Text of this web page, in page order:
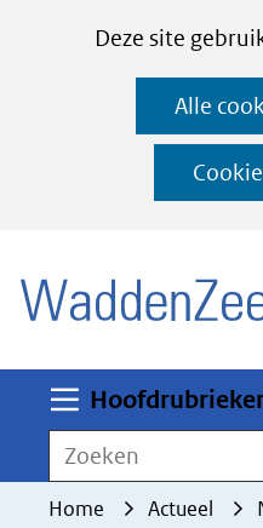
CookiesDeze site
deze
worden
toegestaan
geweigerd.
Alle
Zoeken
Home Actueel